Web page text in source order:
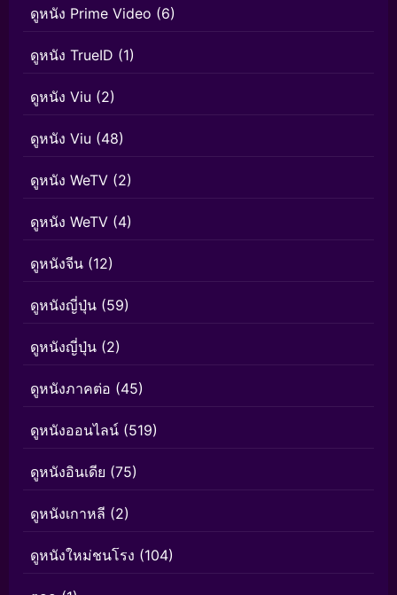
ดูหนัง Prime Video (6)
ดูหนัง TrueID (1)
ดูหนัง Viu (2)
ดูหนัง Viu (48)
ดูหนัง WeTV (2)
ดูหนัง WeTV (4)
ดูหนังจีน (12)
ดูหนังญี่ปุ่น (59)
ดูหนังญี่ปุ่น (2)
ดูหนังภาคต่อ (45)
ดูหนังออนไลน์ (519)
ดูหนังอินเดีย (75)
ดูหนังเกาหลี (2)
ดูหนังใหม่ชนโรง (104)